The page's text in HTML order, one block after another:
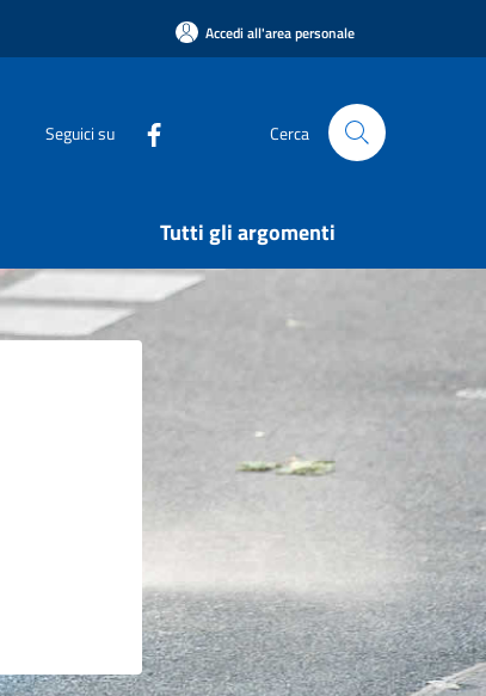
Accedi all'area personale
Seguici su Cerca
Tutti gli argomenti